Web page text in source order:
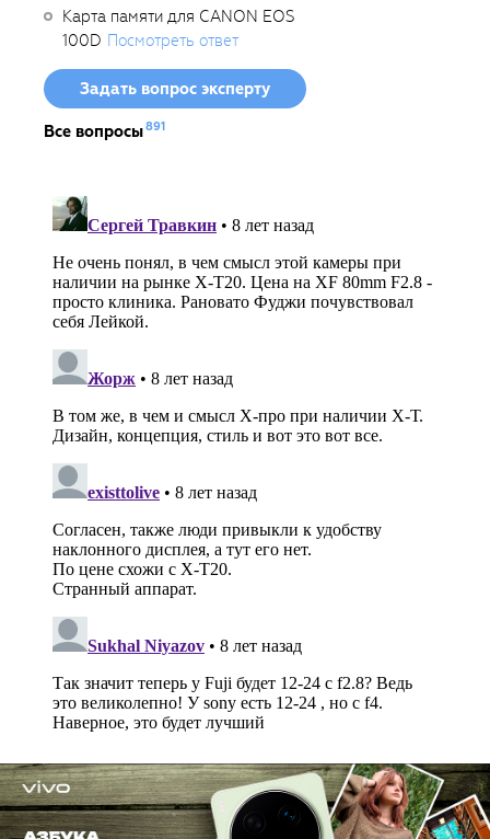
Карта памяти для CANON EOS
100D Посмотреть ответ
Задать вопрос эксперту
Все вопросы891